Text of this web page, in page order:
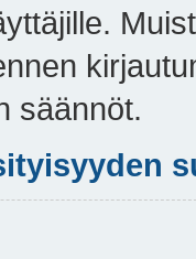
säännöt.